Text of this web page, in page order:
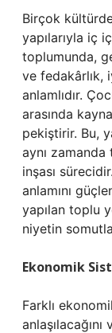
Birçok
yapılarıyla iç
toplumunda,
ve fedakârlık,
anlamlıdır.
arasında
pekiştirir. Bu,
aynı
inşası
anlamını
yapılan toplu
niyetin
Ekonomik
Farklı